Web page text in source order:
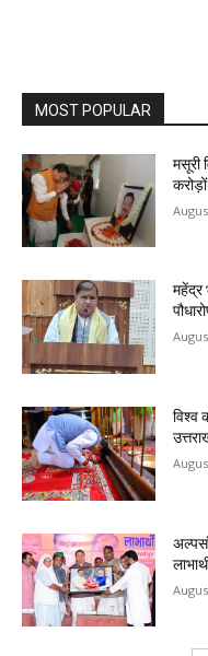
MOST POPULAR
मसूरी
महेंद्र
विश्व